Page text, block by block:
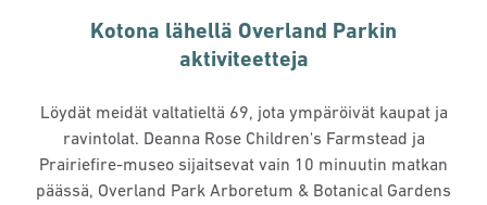
Kotona lähellä Overland Parkin
aktiviteetteja
Löydät meidät valtatieltä 69, jota ympäröivät kaupat ja
ravintolat. Deanna Rose Children's Farmstead ja
Prairiefire-museo sijaitsevat vain 10 minuutin matkan
päässä, Overland Park Arboretum & Botanical Gardens